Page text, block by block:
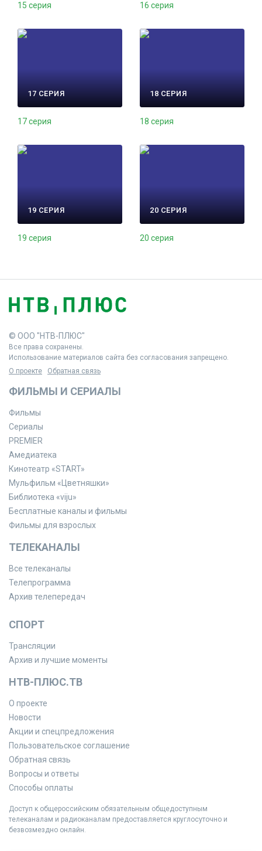
15 серия 16 серия
17 СЕРИЯ
17 серия
18 СЕРИЯ
18 серия
19 СЕРИЯ
19 серия
20 СЕРИЯ
20 серия
© ООО "НТВ-ПЛЮС"
Все права сохранены.
Использование материалов сайта без согласования запрещено.
О проекте
Обратная связь
ФИЛЬМЫ И СЕРИАЛЫ
Фильмы
Сериалы
PREMIER
Амедиатека
Кинотеатр «START»
Мульфильм «Цветняшки»
Библиотека «viju»
Бесплатные каналы и фильмы
Фильмы для взрослых
ТЕЛЕКАНАЛЫ
Все телеканалы
Телепрограмма
Архив телепередач
СПОРТ
Трансляции
Архив и лучшие моменты
НТВ-ПЛЮС.ТВ
О проекте
Новости
Акции и спецпредложения
Пользовательское соглашение
Обратная связь
Вопросы и ответы
Способы оплаты
Доступ к общероссийским обязательным общедоступным
телеканалам и радиоканалам предоставляется круглосуточно и
безвозмездно онлайн.